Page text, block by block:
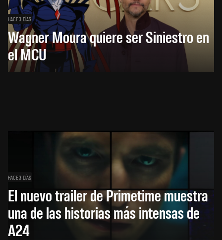
HACE 3 DÍAS
Wagner Moura quiere ser Siniestro en
el MCU
HACE 3 DÍAS
El nuevo trailer de Primetime muestra
una de las historias más intensas de
A24